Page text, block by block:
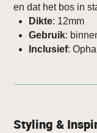
en dat het bos in
Dikte: 12mm
Gebruik:
Inclusief:
Styling &